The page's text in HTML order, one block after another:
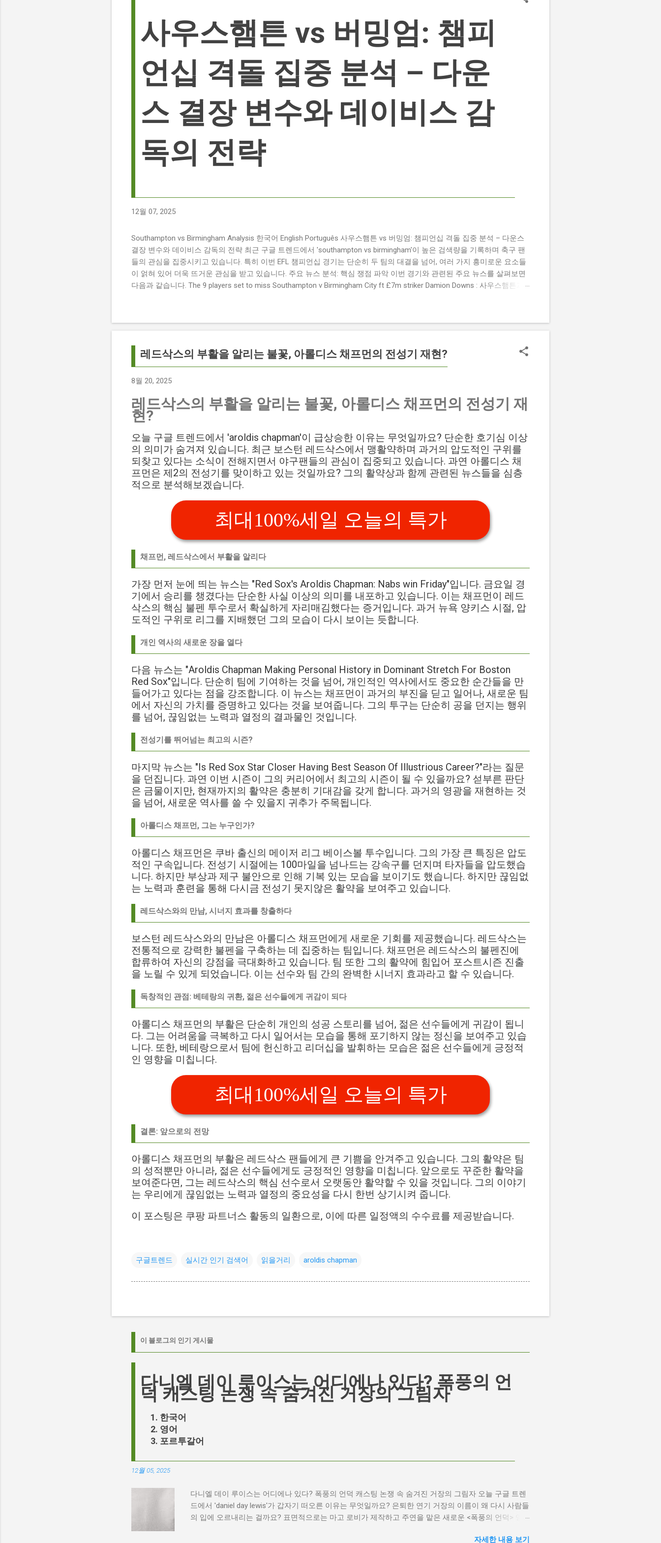
사우스햄튼 vs 버밍엄: 챔피
언십 격돌 집중 분석 – 다운
스 결장 변수와 데이비스 감
독의 전략
12월 07, 2025
Southampton vs Birmingham Analysis 한국어 English Português 사우스햄튼 vs 버밍엄: 챔피언십 격돌 집중 분석 – 다운스
결장 변수와 데이비스 감독의 전략 최근 구글 트렌드에서 'southampton vs birmingham'이 높은 검색량을 기록하며 축구 팬
들의 관심을 집중시키고 있습니다. 특히 이번 EFL 챔피언십 경기는 단순히 두 팀의 대결을 넘어, 여러 가지 흥미로운 요소들
이 얽혀 있어 더욱 뜨거운 관심을 받고 있습니다. 주요 뉴스 분석: 핵심 쟁점 파악 이번 경기와 관련된 주요 뉴스를 살펴보면
다음과 같습니다. The 9 players set to miss Southampton v Birmingham City ft £7m striker Damion Downs : 사우스햄튼과
경기 당일 실시간 스코어 업데이트를 제공하는 뉴스로, 팬들의 높은 관심도를 반영합니다. Chris Davies: Birmingham City
boss says his side have to try to "be themselves" away from home : 버밍엄 시티의 크리스 데이비스 감독은 원정 경기에서
팀 고유의 색깔을 유지하는 것이 중요하다고 강조했습니다. ...
레드삭스의 부활을 알리는 불꽃, 아롤디스 채프먼의 전성기 재현?
8월 20, 2025
레드삭스의 부활을 알리는 불꽃, 아롤디스 채프먼의 전성기 재
현?
오늘 구글 트렌드에서 'aroldis chapman'이 급상승한 이유는 무엇일까요? 단순한 호기심 이상
의 의미가 숨겨져 있습니다. 최근 보스턴 레드삭스에서 맹활약하며 과거의 압도적인 구위를
되찾고 있다는 소식이 전해지면서 야구팬들의 관심이 집중되고 있습니다. 과연 아롤디스 채
프먼은 제2의 전성기를 맞이하고 있는 것일까요? 그의 활약상과 함께 관련된 뉴스들을 심층
적으로 분석해보겠습니다.
최대100%세일 오늘의 특가
채프먼, 레드삭스에서 부활을 알리다
가장 먼저 눈에 띄는 뉴스는 "Red Sox's Aroldis Chapman: Nabs win Friday"입니다. 금요일 경
기에서 승리를 챙겼다는 단순한 사실 이상의 의미를 내포하고 있습니다. 이는 채프먼이 레드
삭스의 핵심 불펜 투수로서 확실하게 자리매김했다는 증거입니다. 과거 뉴욕 양키스 시절, 압
도적인 구위로 리그를 지배했던 그의 모습이 다시 보이는 듯합니다.
개인 역사의 새로운 장을 열다
다음 뉴스는 "Aroldis Chapman Making Personal History in Dominant Stretch For Boston
Red Sox"입니다. 단순히 팀에 기여하는 것을 넘어, 개인적인 역사에서도 중요한 순간들을 만
들어가고 있다는 점을 강조합니다. 이 뉴스는 채프먼이 과거의 부진을 딛고 일어나, 새로운 팀
에서 자신의 가치를 증명하고 있다는 것을 보여줍니다. 그의 투구는 단순히 공을 던지는 행위
를 넘어, 끊임없는 노력과 열정의 결과물인 것입니다.
전성기를 뛰어넘는 최고의 시즌?
마지막 뉴스는 "Is Red Sox Star Closer Having Best Season Of Illustrious Career?"라는 질문
을 던집니다. 과연 이번 시즌이 그의 커리어에서 최고의 시즌이 될 수 있을까요? 섣부른 판단
은 금물이지만, 현재까지의 활약은 충분히 기대감을 갖게 합니다. 과거의 영광을 재현하는 것
을 넘어, 새로운 역사를 쓸 수 있을지 귀추가 주목됩니다.
아롤디스 채프먼, 그는 누구인가?
아롤디스 채프먼은 쿠바 출신의 메이저 리그 베이스볼 투수입니다. 그의 가장 큰 특징은 압도
적인 구속입니다. 전성기 시절에는 100마일을 넘나드는 강속구를 던지며 타자들을 압도했습
니다. 하지만 부상과 제구 불안으로 인해 기복 있는 모습을 보이기도 했습니다. 하지만 끊임없
는 노력과 훈련을 통해 다시금 전성기 못지않은 활약을 보여주고 있습니다.
레드삭스와의 만남, 시너지 효과를 창출하다
보스턴 레드삭스와의 만남은 아롤디스 채프먼에게 새로운 기회를 제공했습니다. 레드삭스는
전통적으로 강력한 불펜을 구축하는 데 집중하는 팀입니다. 채프먼은 레드삭스의 불펜진에
합류하여 자신의 강점을 극대화하고 있습니다. 팀 또한 그의 활약에 힘입어 포스트시즌 진출
을 노릴 수 있게 되었습니다. 이는 선수와 팀 간의 완벽한 시너지 효과라고 할 수 있습니다.
독창적인 관점: 베테랑의 귀환, 젊은 선수들에게 귀감이 되다
아롤디스 채프먼의 부활은 단순히 개인의 성공 스토리를 넘어, 젊은 선수들에게 귀감이 됩니
다. 그는 어려움을 극복하고 다시 일어서는 모습을 통해 포기하지 않는 정신을 보여주고 있습
니다. 또한, 베테랑으로서 팀에 헌신하고 리더십을 발휘하는 모습은 젊은 선수들에게 긍정적
인 영향을 미칩니다.
최대100%세일 오늘의 특가
결론: 앞으로의 전망
아롤디스 채프먼의 부활은 레드삭스 팬들에게 큰 기쁨을 안겨주고 있습니다. 그의 활약은 팀
의 성적뿐만 아니라, 젊은 선수들에게도 긍정적인 영향을 미칩니다. 앞으로도 꾸준한 활약을
보여준다면, 그는 레드삭스의 핵심 선수로서 오랫동안 활약할 수 있을 것입니다. 그의 이야기
는 우리에게 끊임없는 노력과 열정의 중요성을 다시 한번 상기시켜 줍니다.
이 포스팅은 쿠팡 파트너스 활동의 일환으로, 이에 따른 일정액의 수수료를 제공받습니다.
구글트렌드 실시간 인기 검색어 읽을거리 aroldis chapman
이 블로그의 인기 게시물
다니엘 데이 루이스는 어디에나 있다? 폭풍의 언
덕 캐스팅 논쟁 속 숨겨진 거장의 그림자
한국어
영어
포르투갈어
12월 05, 2025
다니엘 데이 루이스는 어디에나 있다? 폭풍의 언덕 캐스팅 논쟁 속 숨겨진 거장의 그림자 오늘 구글 트렌
드에서 'daniel day lewis'가 갑자기 떠오른 이유는 무엇일까요? 은퇴한 연기 거장의 이름이 왜 다시 사람들
의 입에 오르내리는 걸까요? 표면적으로는 마고 로비가 제작하고 주연을 맡은 새로운 <폭풍의 언덕> 영
향한 끊임없는 열망이 숨겨져 있습니다. Photo by Plufow Le Studio on Unsplash 폭풍의 언덕, 그리고 캐
자세한 내용 보기